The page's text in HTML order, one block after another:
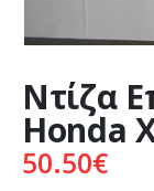
Ντίζα
Honda
50.50€